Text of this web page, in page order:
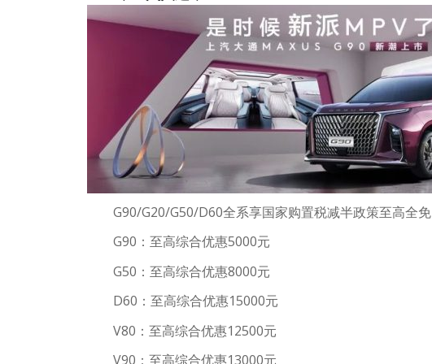
G90/G20/G50/D60全系享国家购置税减半政策至高全免
G90：至高综合优惠5000元
G50：至高综合优惠8000元
D60：至高综合优惠15000元
V80：至高综合优惠12500元
V90：至高综合优惠13000元